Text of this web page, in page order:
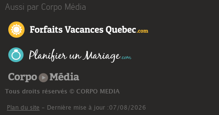
Aussi par Corpo Média
Tous droits réservés © CORPO MEDIA
Plan du site - Dernière mise à jour :07/08/2026